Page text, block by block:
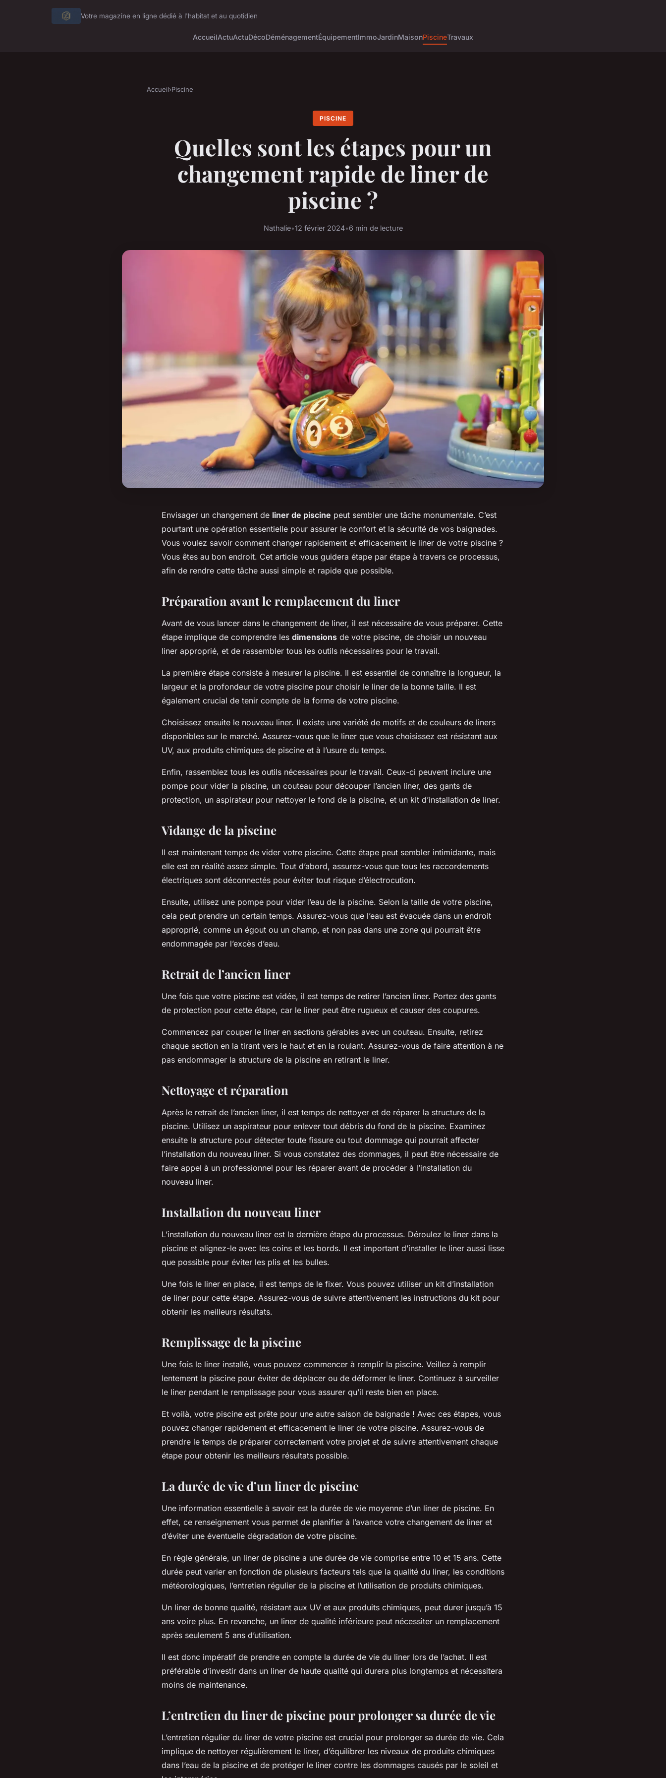
Votre magazine en ligne dédié à l'habitat et au quotidien
AccueilActuActuDécoDéménagementÉquipementImmoJardinMaisonPiscineTravaux
Accueil›Piscine
PISCINE
Quelles sont les étapes pour un
changement rapide de liner de
piscine ?
Nathalie•12 février 2024•6 min de lecture
Envisager un changement de liner de piscine peut sembler une tâche monumentale. C’est
pourtant une opération essentielle pour assurer le confort et la sécurité de vos baignades.
Vous voulez savoir comment changer rapidement et efficacement le liner de votre piscine ?
Vous êtes au bon endroit. Cet article vous guidera étape par étape à travers ce processus,
afin de rendre cette tâche aussi simple et rapide que possible.
Préparation avant le remplacement du liner
Avant de vous lancer dans le changement de liner, il est nécessaire de vous préparer. Cette
étape implique de comprendre les dimensions de votre piscine, de choisir un nouveau
liner approprié, et de rassembler tous les outils nécessaires pour le travail.
La première étape consiste à mesurer la piscine. Il est essentiel de connaître la longueur, la
largeur et la profondeur de votre piscine pour choisir le liner de la bonne taille. Il est
également crucial de tenir compte de la forme de votre piscine.
Choisissez ensuite le nouveau liner. Il existe une variété de motifs et de couleurs de liners
disponibles sur le marché. Assurez-vous que le liner que vous choisissez est résistant aux
UV, aux produits chimiques de piscine et à l’usure du temps.
Enfin, rassemblez tous les outils nécessaires pour le travail. Ceux-ci peuvent inclure une
pompe pour vider la piscine, un couteau pour découper l’ancien liner, des gants de
protection, un aspirateur pour nettoyer le fond de la piscine, et un kit d’installation de liner.
Vidange de la piscine
Il est maintenant temps de vider votre piscine. Cette étape peut sembler intimidante, mais
elle est en réalité assez simple. Tout d’abord, assurez-vous que tous les raccordements
électriques sont déconnectés pour éviter tout risque d’électrocution.
Ensuite, utilisez une pompe pour vider l’eau de la piscine. Selon la taille de votre piscine,
cela peut prendre un certain temps. Assurez-vous que l’eau est évacuée dans un endroit
approprié, comme un égout ou un champ, et non pas dans une zone qui pourrait être
endommagée par l’excès d’eau.
Retrait de l’ancien liner
Une fois que votre piscine est vidée, il est temps de retirer l’ancien liner. Portez des gants
de protection pour cette étape, car le liner peut être rugueux et causer des coupures.
Commencez par couper le liner en sections gérables avec un couteau. Ensuite, retirez
chaque section en la tirant vers le haut et en la roulant. Assurez-vous de faire attention à ne
pas endommager la structure de la piscine en retirant le liner.
Nettoyage et réparation
Après le retrait de l’ancien liner, il est temps de nettoyer et de réparer la structure de la
piscine. Utilisez un aspirateur pour enlever tout débris du fond de la piscine. Examinez
ensuite la structure pour détecter toute fissure ou tout dommage qui pourrait affecter
l’installation du nouveau liner. Si vous constatez des dommages, il peut être nécessaire de
faire appel à un professionnel pour les réparer avant de procéder à l’installation du
nouveau liner.
Installation du nouveau liner
L’installation du nouveau liner est la dernière étape du processus. Déroulez le liner dans la
piscine et alignez-le avec les coins et les bords. Il est important d’installer le liner aussi lisse
que possible pour éviter les plis et les bulles.
Une fois le liner en place, il est temps de le fixer. Vous pouvez utiliser un kit d’installation
de liner pour cette étape. Assurez-vous de suivre attentivement les instructions du kit pour
obtenir les meilleurs résultats.
Remplissage de la piscine
Une fois le liner installé, vous pouvez commencer à remplir la piscine. Veillez à remplir
lentement la piscine pour éviter de déplacer ou de déformer le liner. Continuez à surveiller
le liner pendant le remplissage pour vous assurer qu’il reste bien en place.
Et voilà, votre piscine est prête pour une autre saison de baignade ! Avec ces étapes, vous
pouvez changer rapidement et efficacement le liner de votre piscine. Assurez-vous de
prendre le temps de préparer correctement votre projet et de suivre attentivement chaque
étape pour obtenir les meilleurs résultats possible.
La durée de vie d’un liner de piscine
Une information essentielle à savoir est la durée de vie moyenne d’un liner de piscine. En
effet, ce renseignement vous permet de planifier à l’avance votre changement de liner et
d’éviter une éventuelle dégradation de votre piscine.
En règle générale, un liner de piscine a une durée de vie comprise entre 10 et 15 ans. Cette
durée peut varier en fonction de plusieurs facteurs tels que la qualité du liner, les conditions
météorologiques, l’entretien régulier de la piscine et l’utilisation de produits chimiques.
Un liner de bonne qualité, résistant aux UV et aux produits chimiques, peut durer jusqu’à 15
ans voire plus. En revanche, un liner de qualité inférieure peut nécessiter un remplacement
après seulement 5 ans d’utilisation.
Il est donc impératif de prendre en compte la durée de vie du liner lors de l’achat. Il est
préférable d’investir dans un liner de haute qualité qui durera plus longtemps et nécessitera
moins de maintenance.
L’entretien du liner de piscine pour prolonger sa durée de vie
L’entretien régulier du liner de votre piscine est crucial pour prolonger sa durée de vie. Cela
implique de nettoyer régulièrement le liner, d’équilibrer les niveaux de produits chimiques
dans l’eau de la piscine et de protéger le liner contre les dommages causés par le soleil et